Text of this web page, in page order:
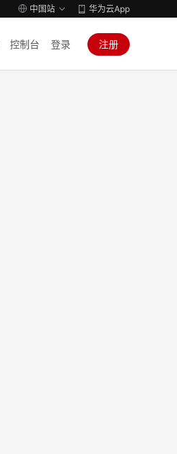
中国站 华为云App
控制台 登录 注册